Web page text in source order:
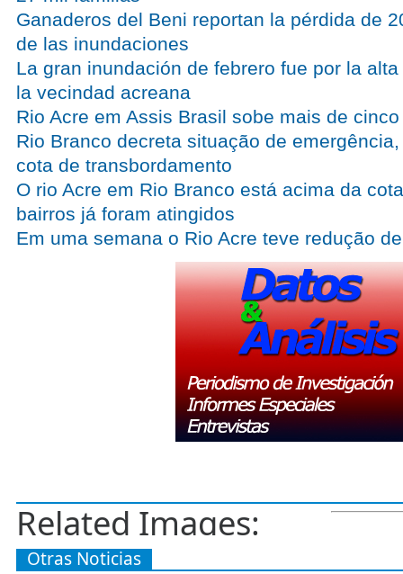
Ganaderos del Beni reportan la pérdida de
de las inundaciones
La gran inundación de febrero fue por la
la vecindad acreana
Rio Acre em Assis Brasil sobe mais de
Rio Branco decreta situação de
cota de transbordamento
O rio Acre em Rio Branco está acima da
bairros já foram atingidos
Em uma semana o Rio Acre teve redução
Related Images:
Otras Noticias